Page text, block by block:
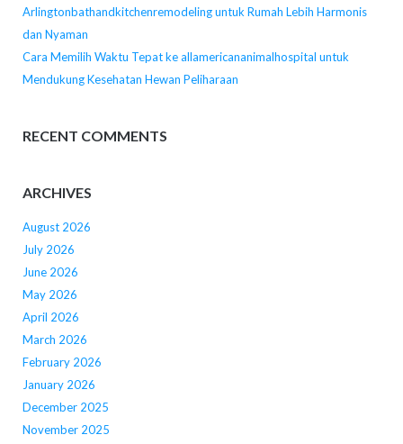
Arlingtonbathandkitchenremodeling untuk Rumah Lebih Harmonis
dan Nyaman
Cara Memilih Waktu Tepat ke allamericananimalhospital untuk
Mendukung Kesehatan Hewan Peliharaan
RECENT COMMENTS
ARCHIVES
August 2026
July 2026
June 2026
May 2026
April 2026
March 2026
February 2026
January 2026
December 2025
November 2025